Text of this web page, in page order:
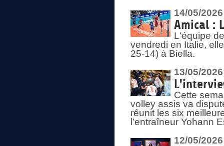
14/05/2026
Amical :
L'équipe
vendredi en Italie,
25-14) à Biella.
13/05/2026
Cette
volley assis va
réunit les six
l’entraîneur Yohann
12/05/2026